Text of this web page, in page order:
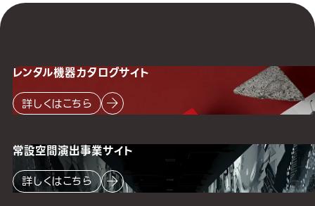
レンタル機器カタログサイト
詳しくはこちら
常設空間演出事業サイト
詳しくはこちら